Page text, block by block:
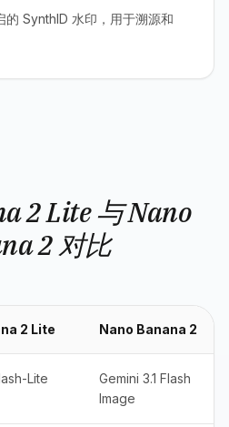
的 SynthID 水印，用于溯源和
2 Lite 与 Nano
2 对比
2 Lite Nano Banana 2
Lite
Gemini 3.1 Flash
Image